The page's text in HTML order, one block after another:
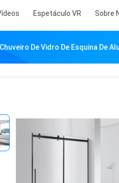
Espetáculo VR Sobre
De Vidro De Esquina De